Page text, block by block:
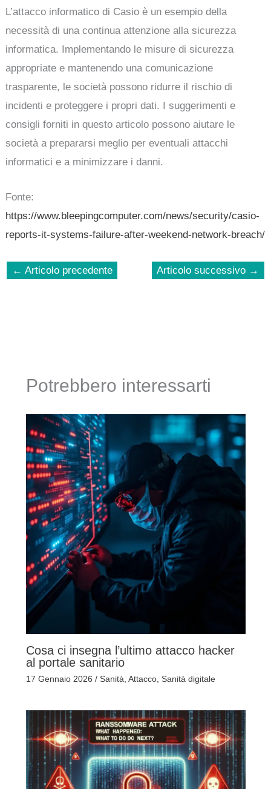
L’attacco informatico di Casio è un esempio della
necessità di una continua attenzione alla sicurezza
informatica. Implementando le misure di sicurezza
appropriate e mantenendo una comunicazione
trasparente, le società possono ridurre il rischio di
incidenti e proteggere i propri dati. I suggerimenti e
consigli forniti in questo articolo possono aiutare le
società a prepararsi meglio per eventuali attacchi
informatici e a minimizzare i danni.
Fonte:
https://www.bleepingcomputer.com/news/security/casio-
reports-it-systems-failure-after-weekend-network-breach/
← Articolo precedente Articolo successivo →
Potrebbero interessarti
Cosa ci insegna l’ultimo attacco hacker
al portale sanitario
17 Gennaio 2026 / Sanità Attacco, Sanità digitale